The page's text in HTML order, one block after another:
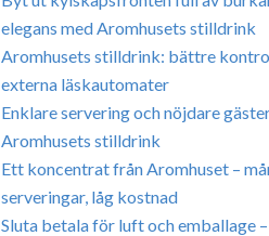
elegans med Aromhusets stilldrink
Aromhusets stilldrink: bättre
externa läskautomater
Enklare servering och nöjdare
Aromhusets stilldrink
Ett koncentrat från Aromhuset –
serveringar, låg kostnad
Sluta betala för luft och emballage